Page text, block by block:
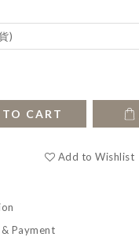
CART
Add to Wishlist
Payment